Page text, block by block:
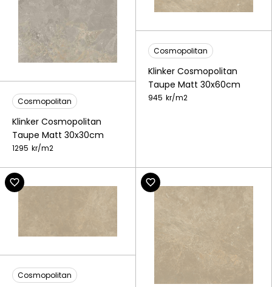
Cosmopolitan
Klinker Cosmopolitan
Taupe Matt 30x30cm
1295 kr/m2
Cosmopolitan
Klinker Cosmopolitan
Taupe Matt 30x60cm
945 kr/m2
Cosmopolitan